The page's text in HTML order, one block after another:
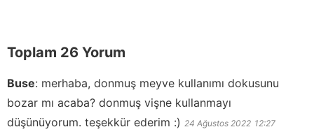
Toplam 26 Yorum
Buse: merhaba, donmuş meyve kullanımı dokusunu
bozar mı acaba? donmuş vişne kullanmayı
düşünüyorum. teşekkür ederim :) 24 Ağustos 2022 12:27